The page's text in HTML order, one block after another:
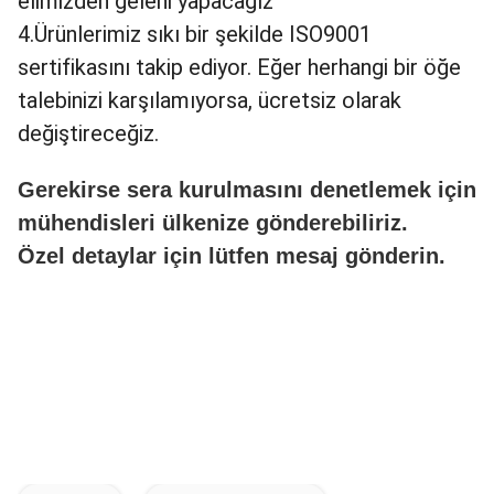
4.Ürünlerimiz sıkı bir şekilde ISO9001
sertifikasını takip ediyor. Eğer herhangi bir öğe
talebinizi karşılamıyorsa, ücretsiz olarak
değiştireceğiz.
Gerekirse sera kurulmasını denetlemek için
mühendisleri ülkenize gönderebiliriz.
Özel detaylar için lütfen mesaj gönderin.